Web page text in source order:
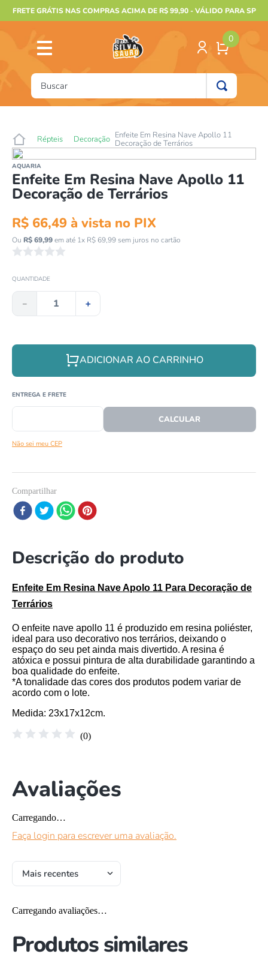
FRETE GRÁTIS NAS COMPRAS ACIMA DE R$ 99,90 - VÁLIDO PARA SP
0
Buscar
Répteis Decoração Enfeite Em Resina Nave Apollo 11
Decoração de Terrários
AQUARIA
Enfeite Em Resina Nave Apollo 11
Decoração de Terrários
R$ 66,49 à vista no PIX
Ou R$69,99em até 1x R$ 69,99sem juros no cartão
☆☆☆☆☆
QUANTIDADE
＋
－
ADICIONAR AO CARRINHO
Não sei meu CEP
CALCULAR O FRETE
Compartilhar
Descrição do produto
Enfeite Em Resina Nave Apolo 11 Para Decoração de
Terrários
O enfeite nave apollo 11 é produzido em resina poliéster,
ideal para uso decorativo nos terrários, deixando o
espaço do seu pet ainda mais divertido. A resina é
atóxica e possui pintura de alta durabilidade garantindo a
boa qualidade do enfeite.
*A tonalidade das cores dos produtos podem variar de
acordo com o lote.
Medida: 23x17x12cm.
☆ ☆ ☆ ☆ ☆ (0)
Avaliações
Carregando…
Faça login para escrever uma avaliação.
Mais recentes
Carregando avaliações…
Produtos similares
2º
animais
3
4º
gaiolas bragança